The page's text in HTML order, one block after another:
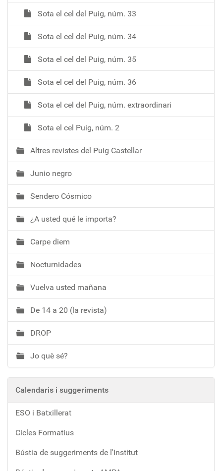
Sota el cel del Puig, núm. 33
Sota el cel del Puig, núm. 34
Sota el cel del Puig, núm. 35
Sota el cel del Puig, núm. 36
Sota el cel del Puig, núm. extraordinari
Sota el cel Puig, núm. 2
Altres revistes del Puig Castellar
Junio negro
Sendero Cósmico
¿A usted qué le importa?
Carpe diem
Nocturnidades
Vuelva usted mañana
De 14 a 20 (la revista)
DROP
Jo què sé?
Calendaris i suggeriments
ESO i Batxillerat
Cicles Formatius
Bústia de suggeriments de l'Institut